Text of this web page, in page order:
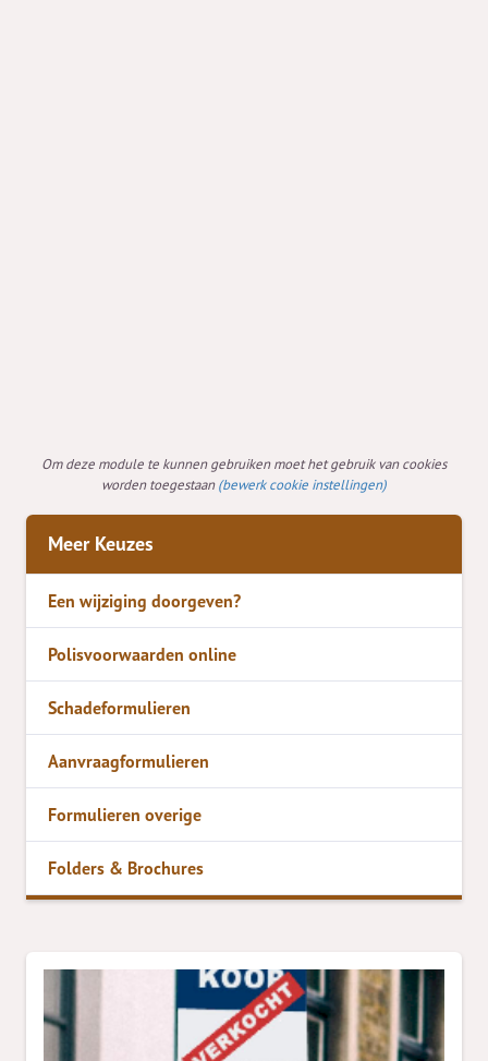
Om deze module te kunnen gebruiken moet het gebruik van cookies
worden toegestaan(bewerk cookie instellingen)
Meer Keuzes
Een wijziging doorgeven?
Polisvoorwaarden online
Schadeformulieren
Aanvraagformulieren
Formulieren overige
Folders & Brochures